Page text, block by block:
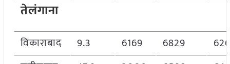
तेलंगाना
विकाराबाद 9.3 6169 6829